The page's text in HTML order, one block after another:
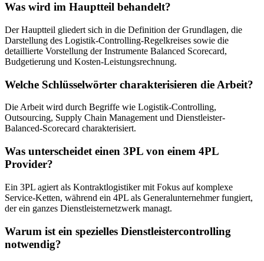
Was wird im Hauptteil behandelt?
Der Hauptteil gliedert sich in die Definition der Grundlagen, die
Darstellung des Logistik-Controlling-Regelkreises sowie die
detaillierte Vorstellung der Instrumente Balanced Scorecard,
Budgetierung und Kosten-Leistungsrechnung.
Welche Schlüsselwörter charakterisieren die Arbeit?
Die Arbeit wird durch Begriffe wie Logistik-Controlling,
Outsourcing, Supply Chain Management und Dienstleister-
Balanced-Scorecard charakterisiert.
Was unterscheidet einen 3PL von einem 4PL
Provider?
Ein 3PL agiert als Kontraktlogistiker mit Fokus auf komplexe
Service-Ketten, während ein 4PL als Generalunternehmer fungiert,
der ein ganzes Dienstleisternetzwerk managt.
Warum ist ein spezielles Dienstleistercontrolling
notwendig?